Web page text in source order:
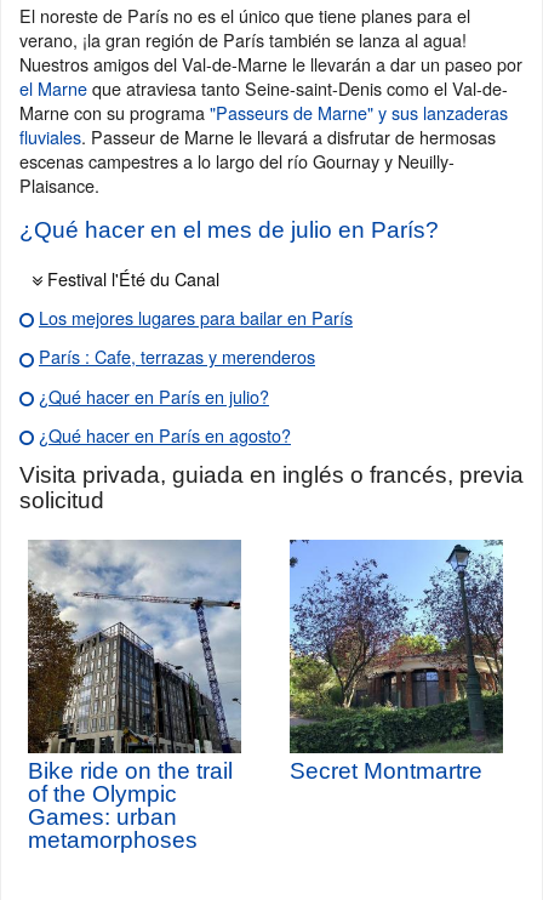
El noreste de París no es el único que tiene planes para el
verano, ¡la gran región de París también se lanza al agua!
Nuestros amigos del Val-de-Marne le llevarán a dar un paseo por
el Marneque atraviesa tanto Seine-saint-Denis como el Val-de-
Marne con su programa"Passeurs de Marne" y sus lanzaderas
fluviales. Passeur de Marne le llevará a disfrutar de hermosas
escenas campestres a lo largo del río Gournay y Neuilly-
Plaisance.
¿Qué hacer en el mes de julio en París?
Festival l'Été du Canal
Los mejores lugares para bailar en París
París : Cafe, terrazas y merenderos
¿Qué hacer en París en julio?
¿Qué hacer en París en agosto?
Visita privada, guiada en inglés o francés, previa
solicitud
Bike ride on the trail
of the Olympic
Games: urban
metamorphoses
Secret Montmartre